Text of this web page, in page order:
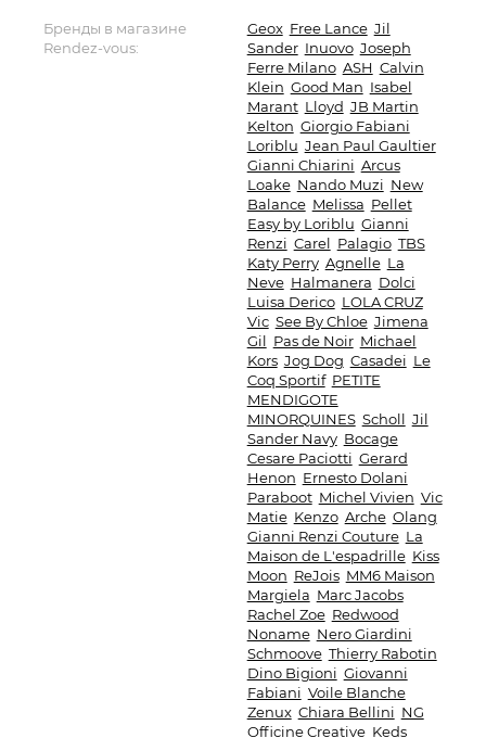
Бренды в магазине
Rendez-vous:
Geox Free Lance Jil
Sander Inuovo Joseph
Ferre Milano ASH Calvin
Klein Good Man Isabel
Marant Lloyd JB Martin
Kelton Giorgio Fabiani
Loriblu Jean Paul Gaultier
Gianni Chiarini Arcus
Loake Nando Muzi New
Balance Melissa Pellet
Easy by Loriblu Gianni
Renzi Carel Palagio TBS
Katy Perry Agnelle La
Neve Halmanera Dolci
Luisa Derico LOLA CRUZ
Vic See By Chloe Jimena
Gil Pas de Noir Michael
Kors Jog Dog Casadei Le
Coq Sportif PETITE
MENDIGOTE
MINORQUINES Scholl Jil
Sander Navy Bocage
Cesare Paciotti Gerard
Henon Ernesto Dolani
Paraboot Michel Vivien Vic
Matie Kenzo Arche Olang
Gianni Renzi Couture La
Maison de L'espadrille Kiss
Moon ReJois MM6 Maison
Margiela Marc Jacobs
Rachel Zoe Redwood
Noname Nero Giardini
Schmoove Thierry Rabotin
Dino Bigioni Giovanni
Fabiani Voile Blanche
Zenux Chiara Bellini NG
Officine Creative Keds